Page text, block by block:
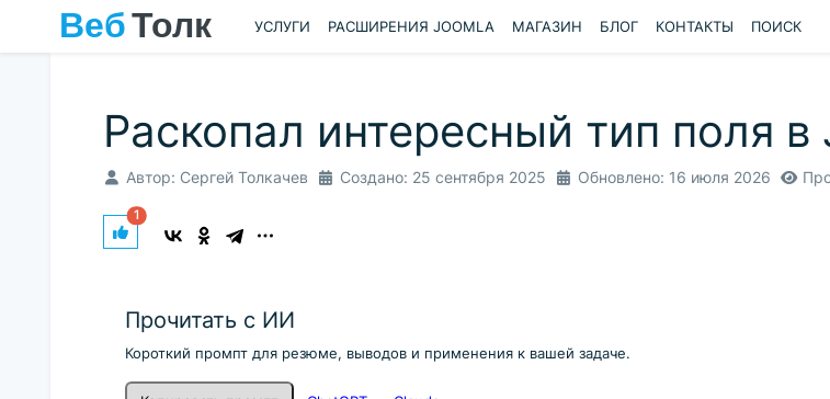
УСЛУГИ РАСШИРЕНИЯ JOOMLA МАГАЗИН БЛОГ КОНТАКТЫ ПОИСК
Раскопал интересный тип поля
Автор: Сергей Толкачев Создано: 25 сентября 2025 Обновлено: 16 июля 2026
1
Прочитать с ИИ
Короткий промпт для резюме, выводов и применения к вашей задаче.